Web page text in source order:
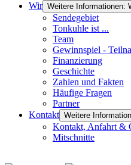
Wir Weitere Informationen:
Sendegebiet
Tonkuhle ist ...
Team
Gewinnspiel -
Finanzierung
Geschichte
Zahlen und Fakten
Häufige Fragen
Partner
Kontakt Weitere
Kontakt, Anfahrt &
Mitschnitte